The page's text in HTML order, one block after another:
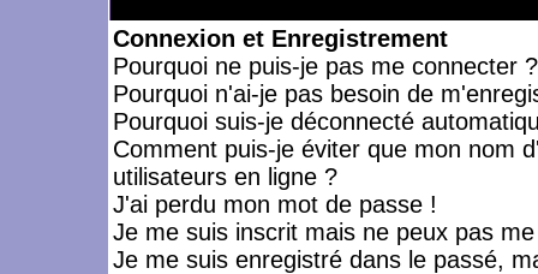
Connexion et Enregistrement
Pourquoi ne puis-je pas me connecter ?
Pourquoi n'ai-je pas besoin de
Pourquoi suis-je déconnecté
Comment puis-je éviter que mon nom
utilisateurs en ligne ?
J'ai perdu mon mot de passe !
Je me suis inscrit mais ne peux pas
Je me suis enregistré dans le passé,